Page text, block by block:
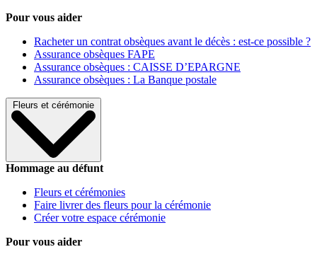
Pour vous aider
Racheter un contrat obsèques avant le décès : est-ce possible ?
Assurance obsèques FAPE
Assurance obsèques : CAISSE D’EPARGNE
Assurance obsèques : La Banque postale
Fleurs et cérémonie
Hommage au défunt
Fleurs et cérémonies
Faire livrer des fleurs pour la cérémonie
Créer votre espace cérémonie
Pour vous aider